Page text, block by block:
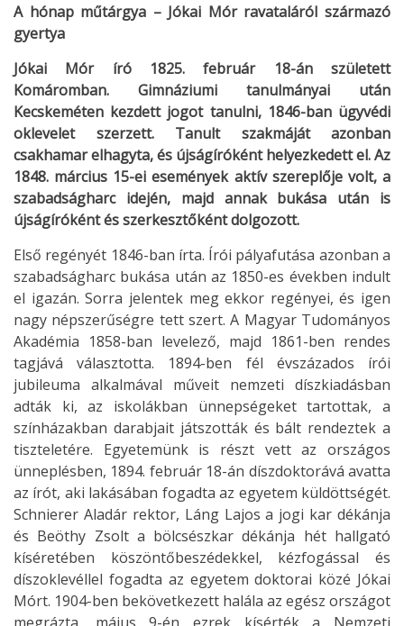
A hónap műtárgya – Jókai Mór ravataláról származó
gyertya
Jókai Mór író 1825. február 18-án született
Komáromban. Gimnáziumi tanulmányai után
Kecskeméten kezdett jogot tanulni, 1846-ban ügyvédi
oklevelet szerzett. Tanult szakmáját azonban
csakhamar elhagyta, és újságíróként helyezkedett el. Az
1848. március 15-ei események aktív szereplője volt, a
szabadságharc idején, majd annak bukása után is
újságíróként és szerkesztőként dolgozott.
Első regényét 1846-ban írta. Írói pályafutása azonban a
szabadságharc bukása után az 1850-es években indult
el igazán. Sorra jelentek meg ekkor regényei, és igen
nagy népszerűségre tett szert. A Magyar Tudományos
Akadémia 1858-ban levelező, majd 1861-ben rendes
tagjává választotta. 1894-ben fél évszázados írói
jubileuma alkalmával műveit nemzeti díszkiadásban
adták ki, az iskolákban ünnepségeket tartottak, a
színházakban darabjait játszották és bált rendeztek a
tiszteletére. Egyetemünk is részt vett az országos
ünneplésben, 1894. február 18-án díszdoktorává avatta
az írót, aki lakásában fogadta az egyetem küldöttségét.
Schnierer Aladár rektor, Láng Lajos a jogi kar dékánja
és Beöthy Zsolt a bölcsészkar dékánja hét hallgató
kíséretében köszöntőbeszédekkel, kézfogással és
díszoklevéllel fogadta az egyetem doktorai közé Jókai
Mórt. 1904-ben bekövetkezett halála az egész országot